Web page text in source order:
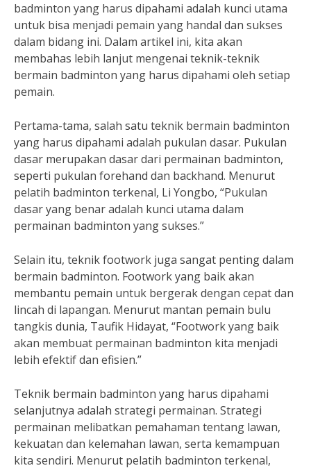
badminton yang harus dipahami adalah kunci utama
untuk bisa menjadi pemain yang handal dan sukses
dalam bidang ini. Dalam artikel ini, kita akan
membahas lebih lanjut mengenai teknik-teknik
bermain badminton yang harus dipahami oleh setiap
pemain.
Pertama-tama, salah satu teknik bermain badminton
yang harus dipahami adalah pukulan dasar. Pukulan
dasar merupakan dasar dari permainan badminton,
seperti pukulan forehand dan backhand. Menurut
pelatih badminton terkenal, Li Yongbo, “Pukulan
dasar yang benar adalah kunci utama dalam
permainan badminton yang sukses.”
Selain itu, teknik footwork juga sangat penting dalam
bermain badminton. Footwork yang baik akan
membantu pemain untuk bergerak dengan cepat dan
lincah di lapangan. Menurut mantan pemain bulu
tangkis dunia, Taufik Hidayat, “Footwork yang baik
akan membuat permainan badminton kita menjadi
lebih efektif dan efisien.”
Teknik bermain badminton yang harus dipahami
selanjutnya adalah strategi permainan. Strategi
permainan melibatkan pemahaman tentang lawan,
kekuatan dan kelemahan lawan, serta kemampuan
kita sendiri. Menurut pelatih badminton terkenal,